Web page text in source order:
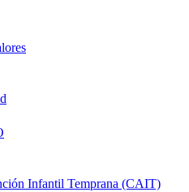
Infantil Temprana (CAIT)